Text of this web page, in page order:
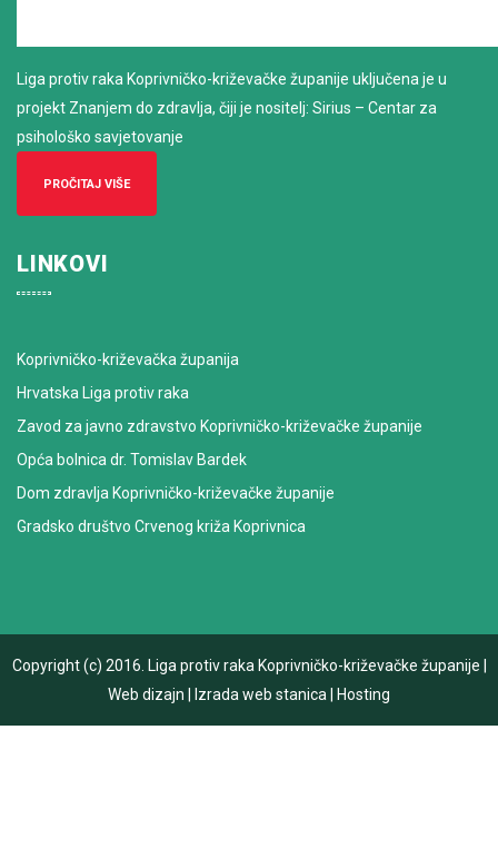
Liga protiv raka Koprivničko-križevačke županije uključena je u
projekt Znanjem do zdravlja, čiji je nositelj: Sirius – Centar za
psihološko savjetovanje
PROČITAJ VIŠE
LINKOVI
Koprivničko-križevačka županija
Hrvatska Liga protiv raka
Zavod za javno zdravstvo Koprivničko-križevačke županije
Opća bolnica dr. Tomislav Bardek
Dom zdravlja Koprivničko-križevačke županije
Gradsko društvo Crvenog križa Koprivnica
Copyright (c) 2016. Liga protiv raka Koprivničko-križevačke županije
Web dizajn
Izrada web stanica Hosting